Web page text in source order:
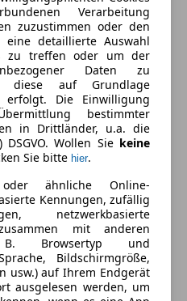
Verarbeitung
zuzustimmen oder den
detaillierte Auswahl
zu treffen oder um der
Daten zu
diese auf Grundlage
erfolgt. Die Einwilligung
bestimmter
in Drittländer, u.a. die
Wollen Sie keine
Sie bitte hier.
ähnliche Online-
Kennungen, zufällig
netzwerkbasierte
mit anderen
Browsertyp und
Bildschirmgröße,
usw.) auf Ihrem Endgerät
ausgelesen werden, um